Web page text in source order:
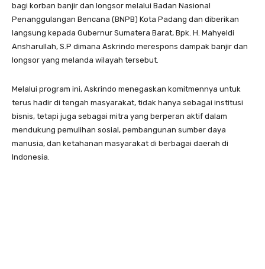
bagi korban banjir dan longsor melalui Badan Nasional
Penanggulangan Bencana (BNPB) Kota Padang dan diberikan
langsung kepada Gubernur Sumatera Barat, Bpk. H. Mahyeldi
Ansharullah, S.P dimana Askrindo merespons dampak banjir dan
longsor yang melanda wilayah tersebut.
Melalui program ini, Askrindo menegaskan komitmennya untuk
terus hadir di tengah masyarakat, tidak hanya sebagai institusi
bisnis, tetapi juga sebagai mitra yang berperan aktif dalam
mendukung pemulihan sosial, pembangunan sumber daya
manusia, dan ketahanan masyarakat di berbagai daerah di
Indonesia.